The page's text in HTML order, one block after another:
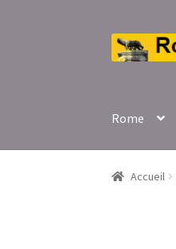
Aller
à
Aller
au
Rome
Accueil